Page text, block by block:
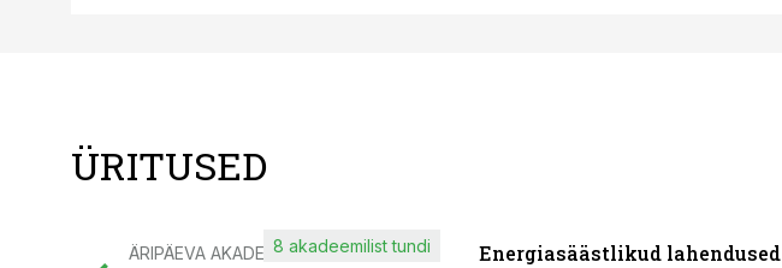
ÜRITUSED
ÄRIPÄEVA AKADEEMIA8 akadeemilist tundi
Energiasäästlikud lahendused